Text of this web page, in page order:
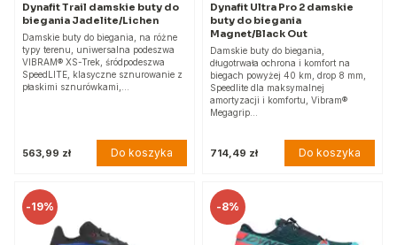
Dynafit Trail damskie buty do
biegania Jadelite/Lichen
Damskie buty do biegania, na różne
typy terenu, uniwersalna podeszwa
VIBRAM® XS-Trek, śródpodeszwa
SpeedLITE, klasyczne sznurowanie z
płaskimi sznurówkami,…
563,99 zł Do koszyka
Dynafit Ultra Pro 2 damskie
buty do biegania
Magnet/Black Out
Damskie buty do biegania,
długotrwała ochrona i komfort na
biegach powyżej 40 km, drop 8 mm,
Speedlite dla maksymalnej
amortyzacji i komfortu, Vibram®
Megagrip…
714,49 zł Do koszyka
-19% -8%